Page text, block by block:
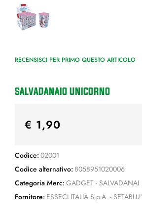
RECENSISCI PER PRIMO QUESTO ARTICOLO
SALVADANAIO UNICORNO
€ 1,90
Codice: 02001
Codice alternativo: 8058951020006
Categoria Merc: GADGET - SALVADANAI
Fornitore: ESSECI ITALIA S.p.A. - SETABLU'